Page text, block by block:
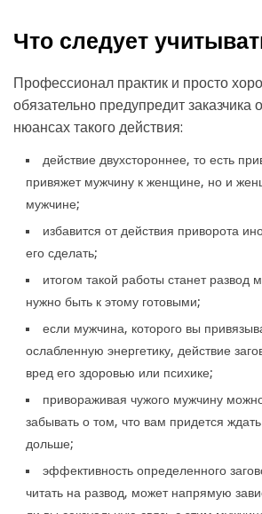
Что следует
Профессионал практик и просто
обязательно предупредит заказчика
нюансах такого действия:
действие двухстороннее, то есть
привяжет мужчину к женщине, но и
мужчине;
избавится от действия приворота
его сделать;
итогом такой работы станет развод
нужно быть к этому готовыми;
если мужчина, которого вы
ослабленную энергетику, действие
вред его здоровью или психике;
привораживая чужого мужчину
забывать о том, что вам придется
дольше;
эффективность определенного
читать на развод, может напрямую